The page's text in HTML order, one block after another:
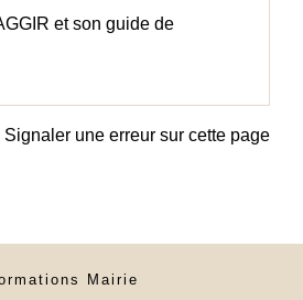
et son guide de
Signaler une erreur sur cette page
Mairie